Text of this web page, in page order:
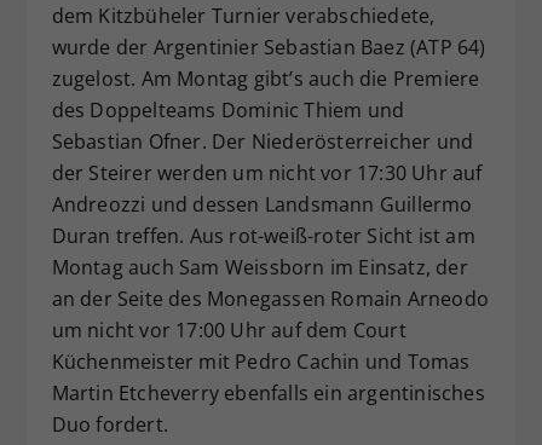
dem Kitzbüheler Turnier verabschiedete,
wurde der Argentinier Sebastian Baez (ATP 64)
zugelost. Am Montag gibt’s auch die Premiere
des Doppelteams Dominic Thiem und
Sebastian Ofner. Der Niederösterreicher und
der Steirer werden um nicht vor 17:30 Uhr auf
Andreozzi und dessen Landsmann Guillermo
Duran treffen. Aus rot-weiß-roter Sicht ist am
Montag auch Sam Weissborn im Einsatz, der
an der Seite des Monegassen Romain Arneodo
um nicht vor 17:00 Uhr auf dem Court
Küchenmeister mit Pedro Cachin und Tomas
Martin Etcheverry ebenfalls ein argentinisches
Duo fordert.